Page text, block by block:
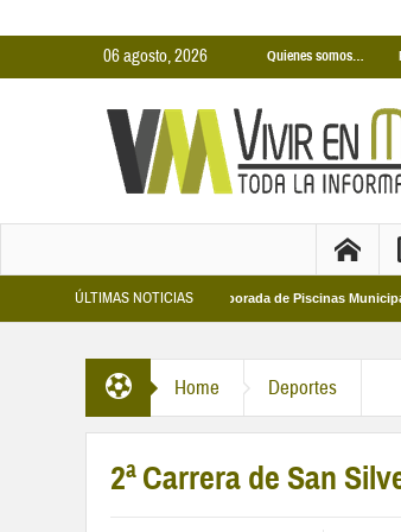
06 agosto, 2026 Quienes somos…
ÚLTIMAS NOTICIAS
2026-2027 Temporada de Piscinas Municipales 2026
Home Deportes
2ª Carrera de San